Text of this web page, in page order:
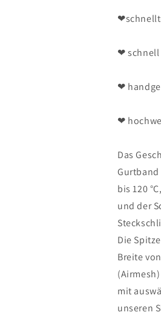
❤ schnell
❤
❤
Das
bis 120
und der
Die
Breite
mit
unseren